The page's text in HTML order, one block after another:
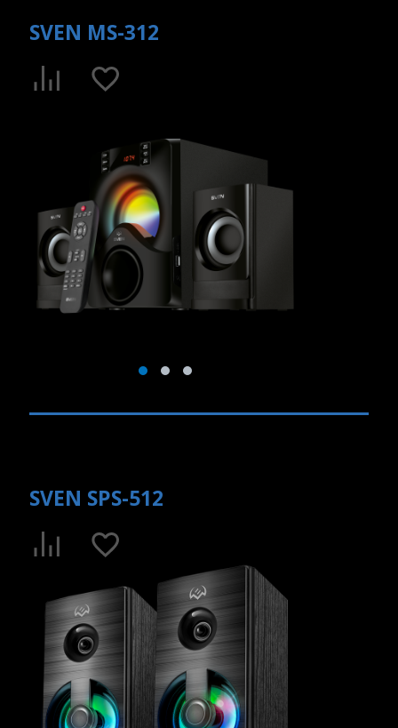
SVEN MS-312
SVEN SPS-512